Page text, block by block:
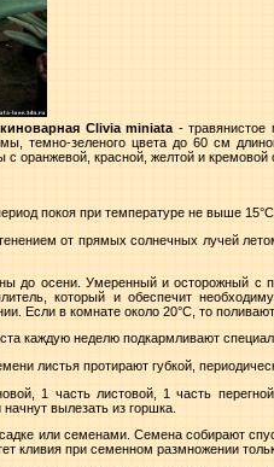
Clivia miniata - травянистое
темно-зеленого цвета до 60 см
оранжевой, красной, желтой и кремовой
покоя при температуре не выше 15°С.
от прямых солнечных лучей
до осени. Умеренный и осторожный с
который и обеспечит
Если в комнате около 20°С, то
каждую неделю подкармливают
листья протирают губкой,
1 часть листовой, 1 часть
начнут вылезать из горшка.
или семенами. Семена собирают
кливия при семенном размножении